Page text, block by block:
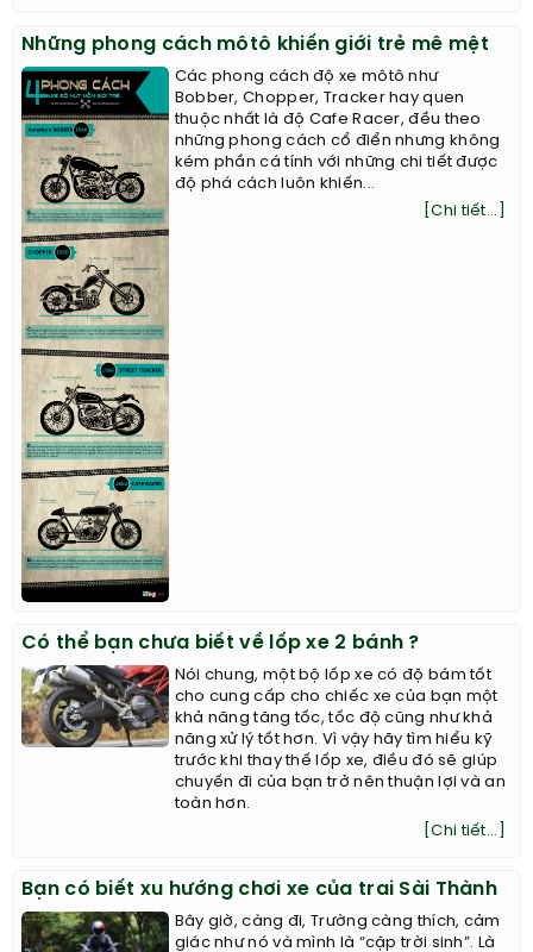
Những phong cách môtô khiến giới trẻ mê mệt
Các phong cách độ xe môtô như
Bobber, Chopper, Tracker hay quen
thuộc nhất là độ Cafe Racer, đều theo
những phong cách cổ điển nhưng không
kém phần cá tính với những chi tiết được
độ phá cách luôn khiến...
[Chi tiết...]
Có thể bạn chưa biết về lốp xe 2 bánh ?
Nói chung, một bộ lốp xe có độ bám tốt
cho cung cấp cho chiếc xe của bạn một
khả năng tăng tốc, tốc độ cũng như khả
năng xử lý tốt hơn. Vì vậy hãy tìm hiểu kỹ
trước khi thay thế lốp xe, điều đó sẽ giúp
chuyến đi của bạn trở nên thuận lợi và an
toàn hơn.
[Chi tiết...]
Bạn có biết xu hướng chơi xe của trai Sài Thành
Bây giờ, càng đi, Trường càng thích, cảm
giác như nó và mình là “cặp trời sinh”. Là